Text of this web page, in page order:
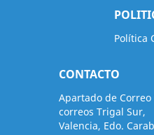
Política
CONTACTO
Apartado de
correos Trigal Sur,
Valencia, Edo.